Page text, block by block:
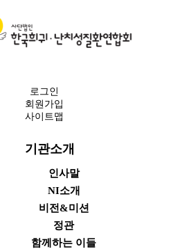
로그인
회원가입
사이트맵
기관소개
인사말
NI소개
비전&미션
정관
함께하는 이들